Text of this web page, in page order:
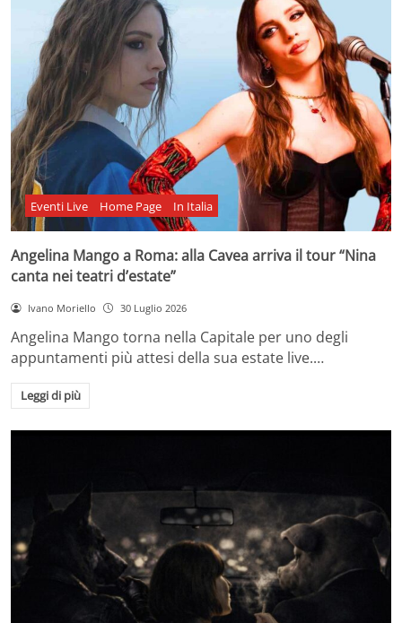
Eventi Live Home Page In Italia
Angelina Mango a Roma: alla Cavea arriva il tour “Nina
canta nei teatri d’estate”
Ivano Moriello 30 Luglio 2026
Angelina Mango torna nella Capitale per uno degli
appuntamenti più attesi della sua estate live.…
Leggi di più